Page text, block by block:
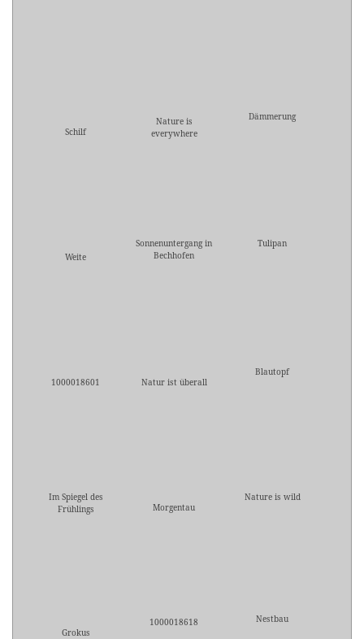
Schilf
Nature is
everywhere
Dämmerung
Weite
Sonnenuntergang in
Bechhofen
Tulipan
1000018601 Natur ist überall
Blautopf
Im Spiegel des
Frühlings
Morgentau
Nature is wild
Grokus
1000018618 Nestbau